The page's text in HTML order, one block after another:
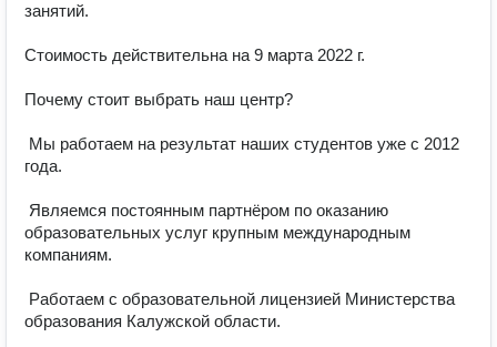
занятий.
Стоимость действительна на 9 марта 2022 г.
Почему стоит выбрать наш центр?
года.
образовательных услуг крупным международным
компаниям.
образования Калужской области.